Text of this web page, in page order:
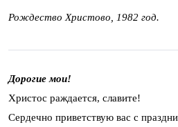
Рождество Христово, 1982 год.
Дорогие мои!
Христос раждается, славите!
Сердечно приветствую вас с